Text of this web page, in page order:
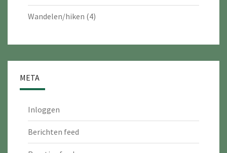
Wandelen/hiken (4)
META
Inloggen
Berichten feed